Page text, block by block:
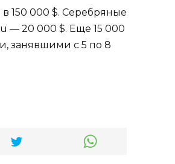
150 000 $. Серебряные
— 20 000 $. Еще 15 000
занявшими с 5 по 8